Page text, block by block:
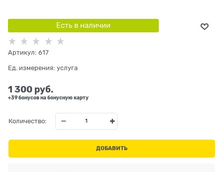
Есть в наличии
Артикул: 617
Ед. измерения: услуга
1 300 руб.
+39 бонусов на бонусную карту
Количество:
ДОБАВИТЬ